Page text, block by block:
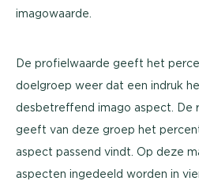
imagowaarde.
De profielwaarde geeft het
doelgroep weer dat een indruk
desbetreffend imago aspect. De
geeft van deze groep het
aspect passend vindt. Op deze
aspecten ingedeeld worden in